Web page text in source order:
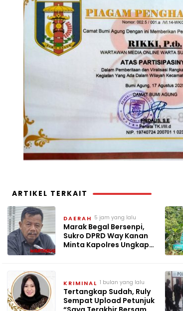
ARTIKEL TERKAIT
DAERAH 5 jam yang lalu
Marak Begal Bersenpi,
Sukro DPRD Way Kanan
Minta Kapolres Ungkap
KRIMINAL 1 bulan yang lalu
Tertangkap Sudah, Ruly
Sempat Upload Petunjuk